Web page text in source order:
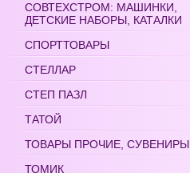
СОВТЕХСТРОМ: МАШИНКИ,
ДЕТСКИЕ НАБОРЫ, КАТАЛКИ
СПОРТТОВАРЫ
СТЕЛЛАР
СТЕП ПАЗЛ
ТАТОЙ
ТОВАРЫ ПРОЧИЕ, СУВЕНИРЫ
ТОМИК